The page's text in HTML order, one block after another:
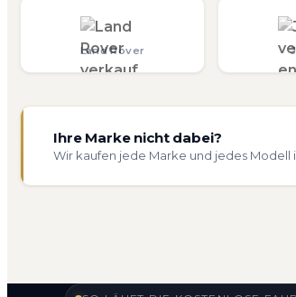
Land Rover
Ihre Marke nicht dabei?
Wir kaufen jede Marke und jedes Modell